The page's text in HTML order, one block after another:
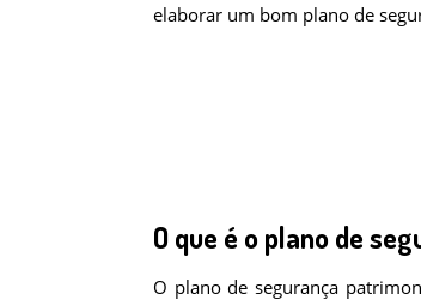
elaborar um bom plano de
O que é o plano de
O plano de segurança